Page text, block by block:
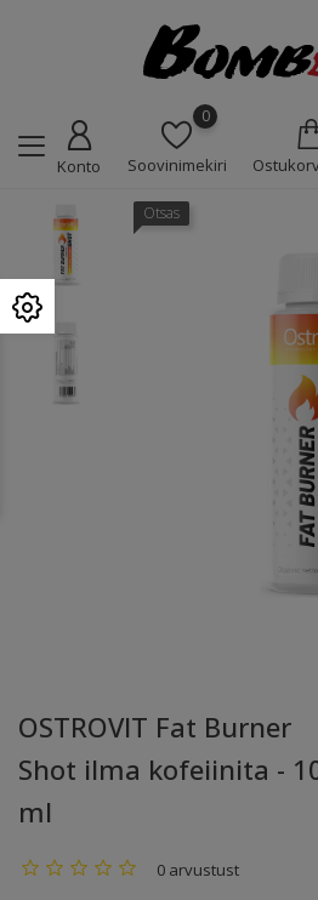
Konto
0
Soovinimekiri
Otsas
OSTROVIT Fat Burner
Shot ilma kofeiinita -
ml
0 arvustust